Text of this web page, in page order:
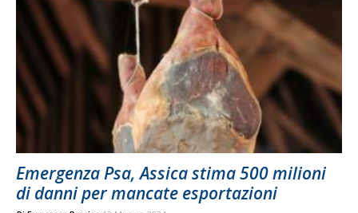
Emergenza Psa, Assica stima 500 milioni
di danni per mancate esportazioni